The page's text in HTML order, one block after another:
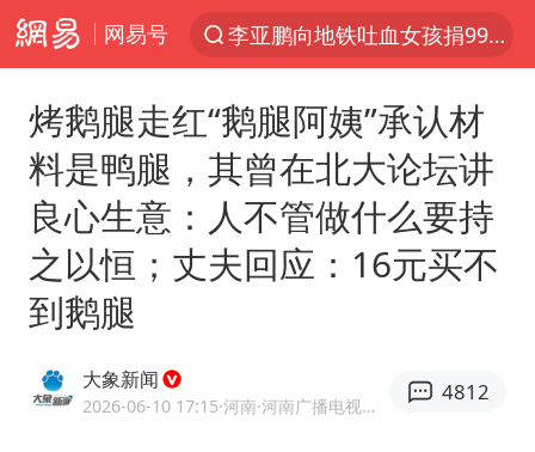
网易号
李亚鹏向地铁吐血女孩捐99999元
普京宣布多项人事调整
台风白海豚可能在浙江登陆
美股收盘：道指再创历史新高
被一条街帮助的“煎饼叔叔”去世
烤鹅腿走红“鹅腿阿姨”承认材
料是鸭腿，其曾在北大论坛讲
良心生意：人不管做什么要持
之以恒；丈夫回应：16元买不
到鹅腿
大象新闻
2026-06-10 17:15·河南 ·河南广播电视台官方网易号
4812